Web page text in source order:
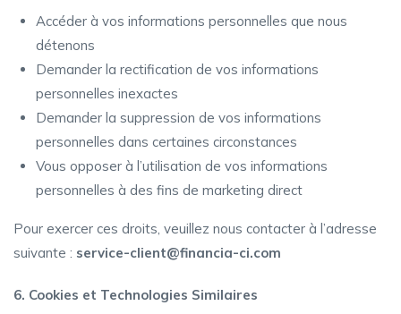
Accéder à vos informations personnelles que nous
détenons
Demander la rectification de vos informations
personnelles inexactes
Demander la suppression de vos informations
personnelles dans certaines circonstances
Vous opposer à l’utilisation de vos informations
personnelles à des fins de marketing direct
Pour exercer ces droits, veuillez nous contacter à l’adresse
suivante : service-client@financia-ci.com
6. Cookies et Technologies Similaires